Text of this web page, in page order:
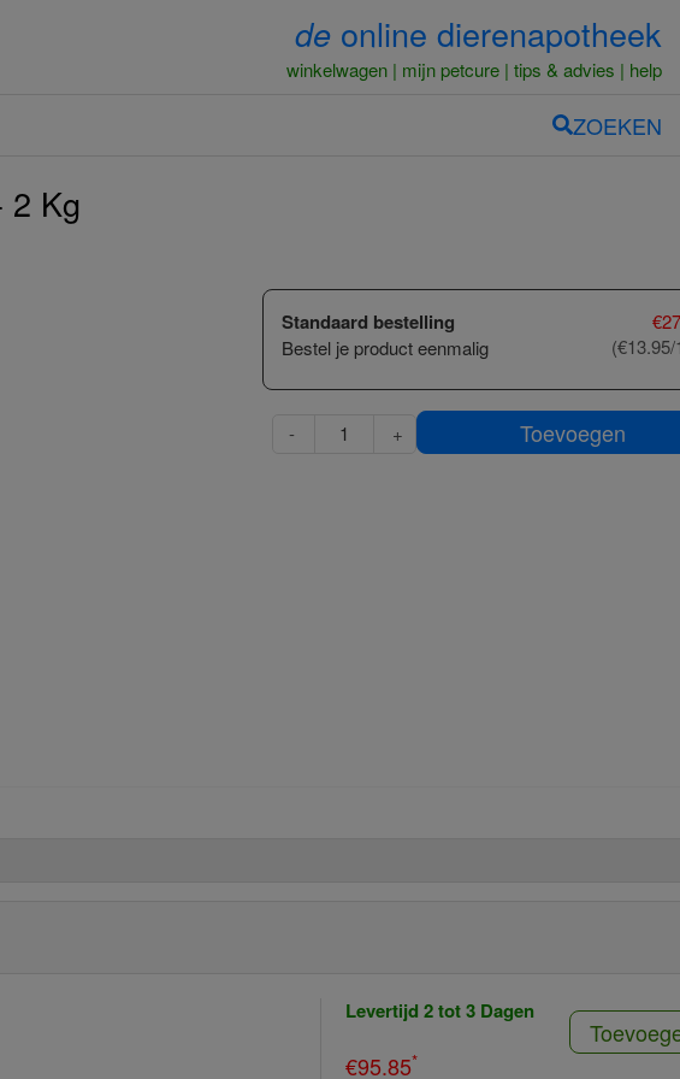
de online dierenapotheek
winkelwagen mijn petcure tips & advies help
ZOEKEN
2 Kg
Standaard bestelling
Bestel je product eenmalig
€
- + Toevoegen
Levertijd 2 tot 3 Dagen
€95.85*